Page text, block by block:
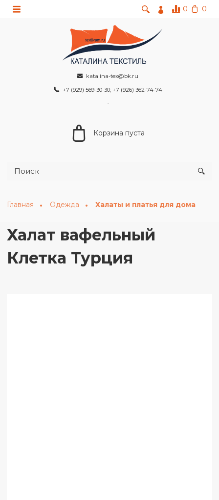
0 0
katalina-tex@bk.ru
+7 (929) 569-30-30; +7 (926) 362-74-74
Корзина пуста
Главная Одежда Халаты и платья для дома
Халат вафельный
Клетка Турция